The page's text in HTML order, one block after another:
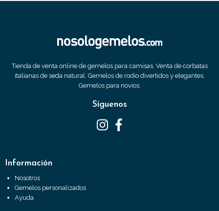
Tienda de venta online de gemelos para camisas. Venta de corbatas
italianas de seda natural. Gemelos de rodio divertidos y elegantes.
Gemelos para novios.
Síguenos
Información
Nosotros
Gemelos personalizados
Ayuda